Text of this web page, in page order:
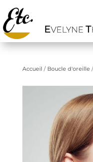
Accueil / Boucle d'oreille/